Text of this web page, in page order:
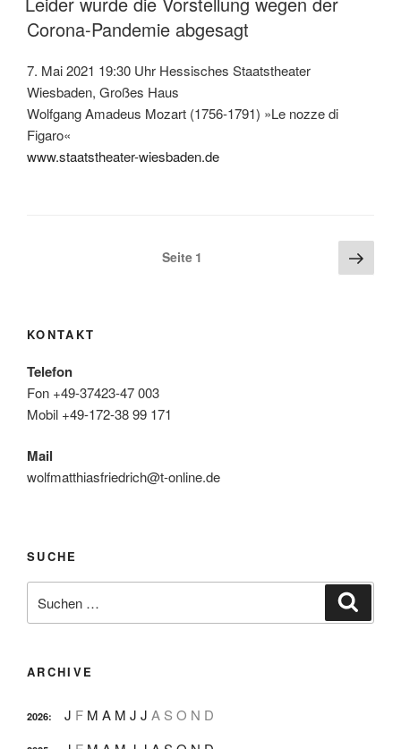
Corona-Pandemie abgesagt
7. Mai 2021 19:30 Uhr Hessisches Staatstheater
Wiesbaden, Großes Haus
Wolfgang Amadeus Mozart (1756-1791) »Le nozze di
Figaro«
www.staatstheater-wiesbaden.de
Seitennummerierung
Seite 1
Seite
KONTAKT
Telefon
Fon +49-37423-47 003
Mobil +49-172-38 99 171
Mail
wolfmatthiasfriedrich@t-online.de
SUCHE
nach:
ARCHIVE
2026: J F M A M J J A S O N D